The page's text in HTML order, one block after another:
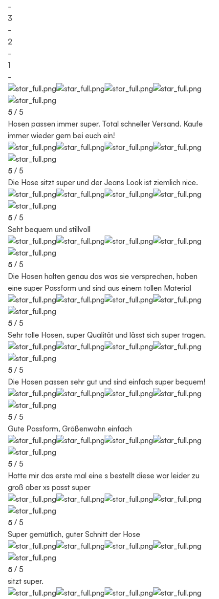
-
3
-
2
-
1
-
5 / 5
Hosen passen immer super. Total schneller Versand. Kaufe
immer wieder gern bei euch ein!
5 / 5
Die Hose sitzt super und der Jeans Look ist ziemlich nice.
5 / 5
Seht bequem und stillvoll
5 / 5
Die Hosen halten genau das was sie versprechen, haben
eine super Passform und sind aus einem tollen Material
5 / 5
Sehr tolle Hosen, super Qualität und lässt sich super tragen.
5 / 5
Die Hosen passen sehr gut und sind einfach super bequem!
5 / 5
Gute Passform, Größenwahn einfach
5 / 5
Hatte mir das erste mal eine s bestellt diese war leider zu
groß aber xs passt super
5 / 5
Super gemütlich, guter Schnitt der Hose
5 / 5
sitzt super.